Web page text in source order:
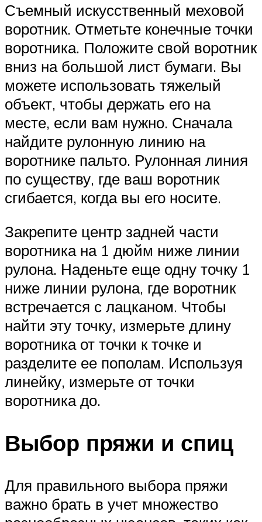
Съемный искусственный меховой
воротник. Отметьте конечные точки
воротника. Положите свой воротник
вниз на большой лист бумаги. Вы
можете использовать тяжелый
объект, чтобы держать его на
месте, если вам нужно. Сначала
найдите рулонную линию на
воротнике пальто. Рулонная линия
по существу, где ваш воротник
сгибается, когда вы его носите.
Закрепите центр задней части
воротника на 1 дюйм ниже линии
рулона. Наденьте еще одну точку 1
ниже линии рулона, где воротник
встречается с лацканом. Чтобы
найти эту точку, измерьте длину
воротника от точки к точке и
разделите ее пополам. Используя
линейку, измерьте от точки
воротника до.
Выбор пряжи и спиц
Для правильного выбора пряжи
важно брать в учет множество